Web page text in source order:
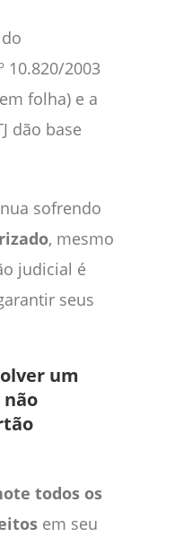
10.820/2003
folha) e a
dão base
sofrendo
, mesmo
judicial é
seus
um
não
todos os
em seu